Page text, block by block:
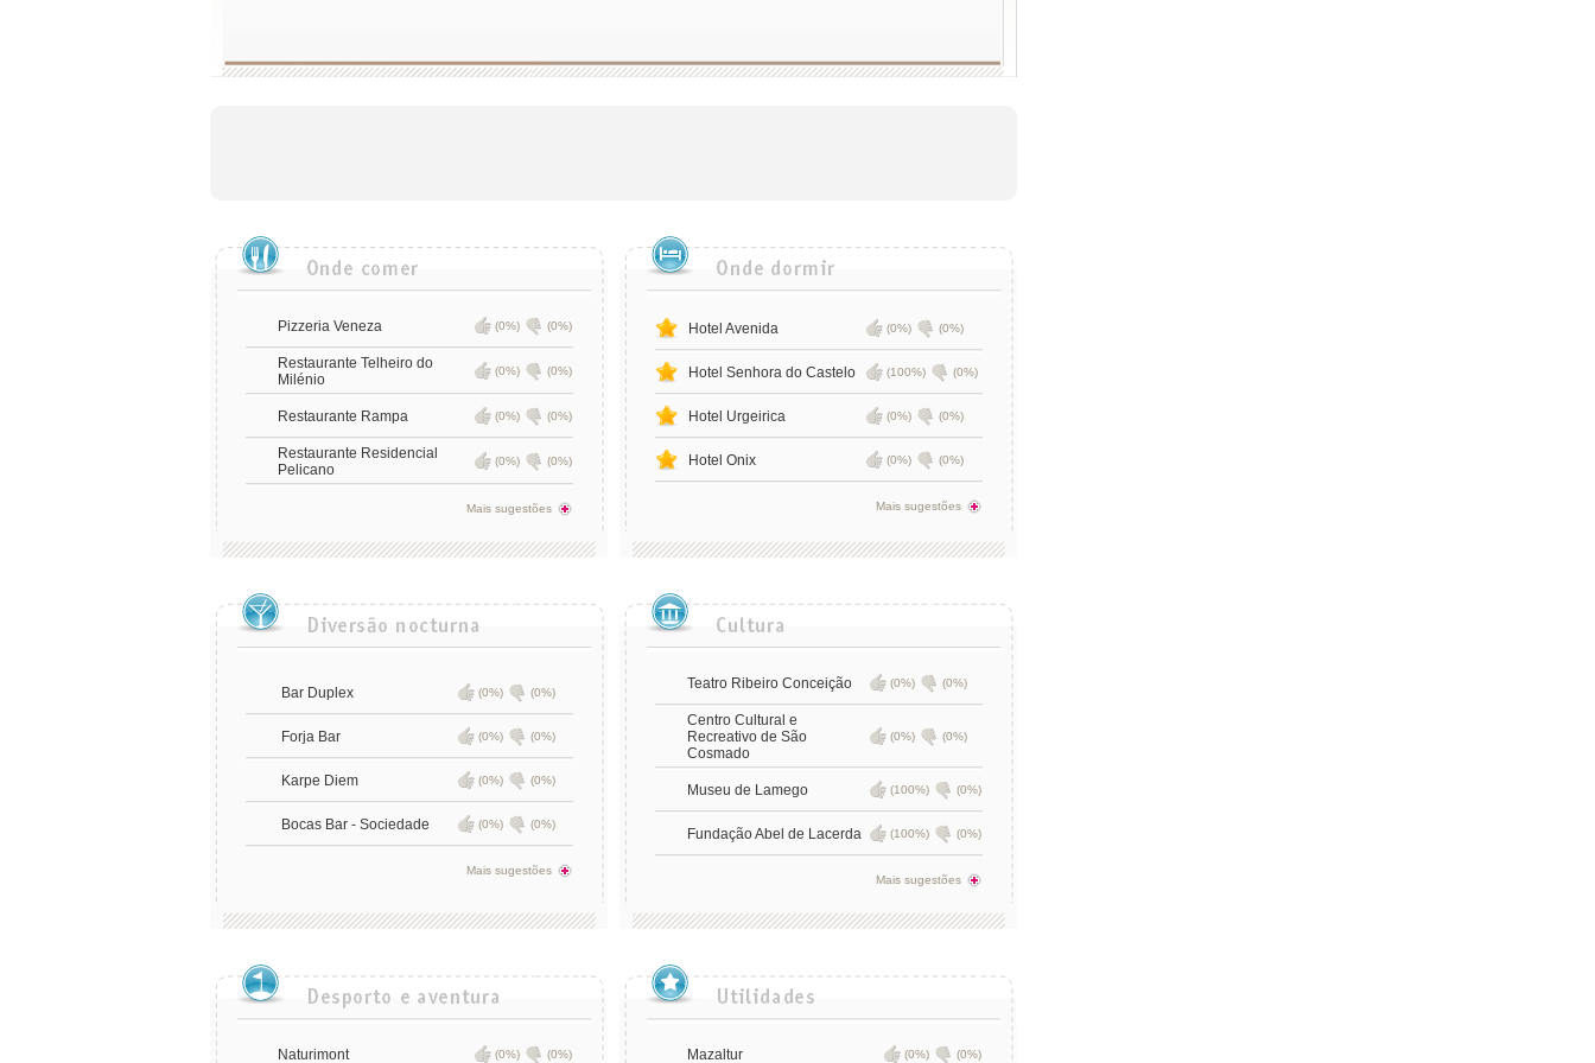
Pizzeria Veneza (0%) (0%)
Restaurante Telheiro do
Milénio
(0%) (0%)
Restaurante Rampa (0%) (0%)
Restaurante Residencial
Pelicano
(0%) (0%)
Mais sugestões
Hotel Avenida (0%) (0%)
Hotel Senhora do Castelo (100%) (0%)
Hotel Urgeirica (0%) (0%)
Hotel Onix (0%) (0%)
Mais sugestões
Bar Duplex (0%) (0%)
Forja Bar (0%) (0%)
Karpe Diem (0%) (0%)
Bocas Bar - Sociedade (0%) (0%)
Mais sugestões
Teatro Ribeiro Conceição (0%) (0%)
Centro Cultural e
Recreativo de São
Cosmado
(0%) (0%)
Museu de Lamego (100%) (0%)
Fundação Abel de Lacerda (100%) (0%)
Mais sugestões
Naturimont (0%) (0%) Mazaltur (0%) (0%)